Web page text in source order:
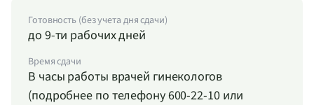
Готовность (без учета дня сдачи)
до 9-ти рабочих дней
Время сдачи
В часы работы врачей гинекологов
(подробнее по телефону 600-22-10 или